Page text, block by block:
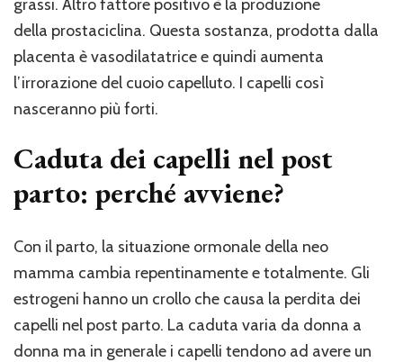
grassi. Altro fattore positivo è la produzione
della prostaciclina. Questa sostanza, prodotta dalla
placenta è vasodilatatrice e quindi aumenta
l’irrorazione del cuoio capelluto. I capelli così
nasceranno più forti.
Caduta dei capelli nel post
parto: perché avviene?
Con il parto, la situazione ormonale della neo
mamma cambia repentinamente e totalmente. Gli
estrogeni hanno un crollo che causa la perdita dei
capelli nel post parto. La caduta varia da donna a
donna ma in generale i capelli tendono ad avere un